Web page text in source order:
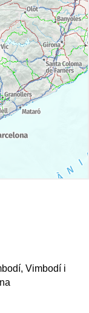
Vimbodí i